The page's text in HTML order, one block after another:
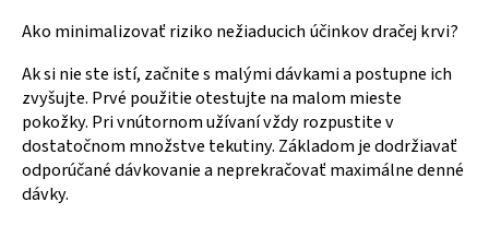
Ako minimalizovať riziko nežiaducich účinkov dračej krvi?
Ak si nie ste istí, začnite s malými dávkami a postupne ich
zvyšujte. Prvé použitie otestujte na malom mieste
pokožky. Pri vnútornom užívaní vždy rozpustite v
dostatočnom množstve tekutiny. Základom je dodržiavať
odporúčané dávkovanie a neprekračovať maximálne denné
dávky.